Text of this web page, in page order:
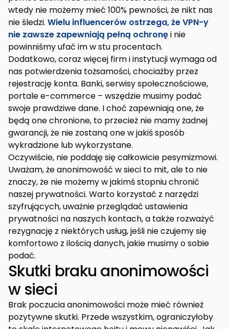
wtedy nie możemy mieć 100% pewności, że nikt nas
nie śledzi. Wielu influencerów ostrzega, że VPN-y
nie zawsze zapewniają pełną ochronęi nie
powinniśmy ufać im w stu procentach.
Dodatkowo, coraz więcej firm i instytucji wymaga od
nas potwierdzenia tożsamości, chociażby przez
rejestrację konta. Banki, serwisy społecznościowe,
portale e-commerce – wszędzie musimy podać
swoje prawdziwe dane. I choć zapewniają one, że
będą one chronione, to przecież nie mamy żadnej
gwarancji, że nie zostaną one w jakiś sposób
wykradzione lub wykorzystane.
Oczywiście, nie poddaję się całkowicie pesymizmowi.
Uważam, że anonimowość w sieci to mit, ale to nie
znaczy, że nie możemy w jakimś stopniu chronić
naszej prywatności. Warto korzystać z narzędzi
szyfrujących, uważnie przeglądać ustawienia
prywatności na naszych kontach, a także rozważyć
rezygnację z niektórych usług, jeśli nie czujemy się
komfortowo z ilością danych, jakie musimy o sobie
podać.
Skutki braku anonimowości
w sieci
Brak poczucia anonimowości może mieć również
pozytywne skutki. Przede wszystkim, ograniczyłoby